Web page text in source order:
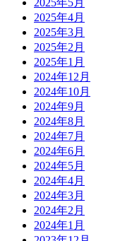
2025年5月
2025年4月
2025年3月
2025年2月
2025年1月
2024年12月
2024年10月
2024年9月
2024年8月
2024年7月
2024年6月
2024年5月
2024年4月
2024年3月
2024年2月
2024年1月